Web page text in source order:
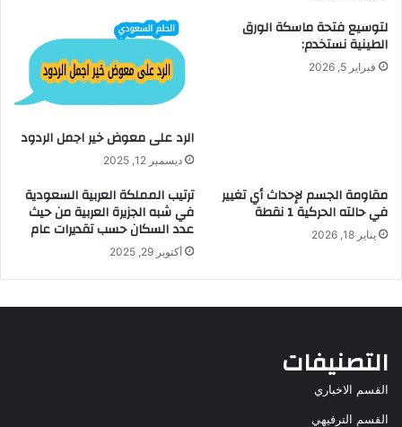
لتوسيع فتحة ماسكة الورق
الطينية نستخدم:
فبراير 5, 2026
الرد على معوض خير اجمل الردود
ديسمبر 12, 2025
مقاومة الجسم لإحداث أي تغيير
في حالته الحركية 1 نقطة
يناير 18, 2026
ترتيب المملكة العربية السعودية
في شبه الجزيرة العربية من حيث
عدد السكان حسب تقديرات عام
أكتوبر 29, 2025
التصنيفات
القسم الاخباري
القسم الترفيهي